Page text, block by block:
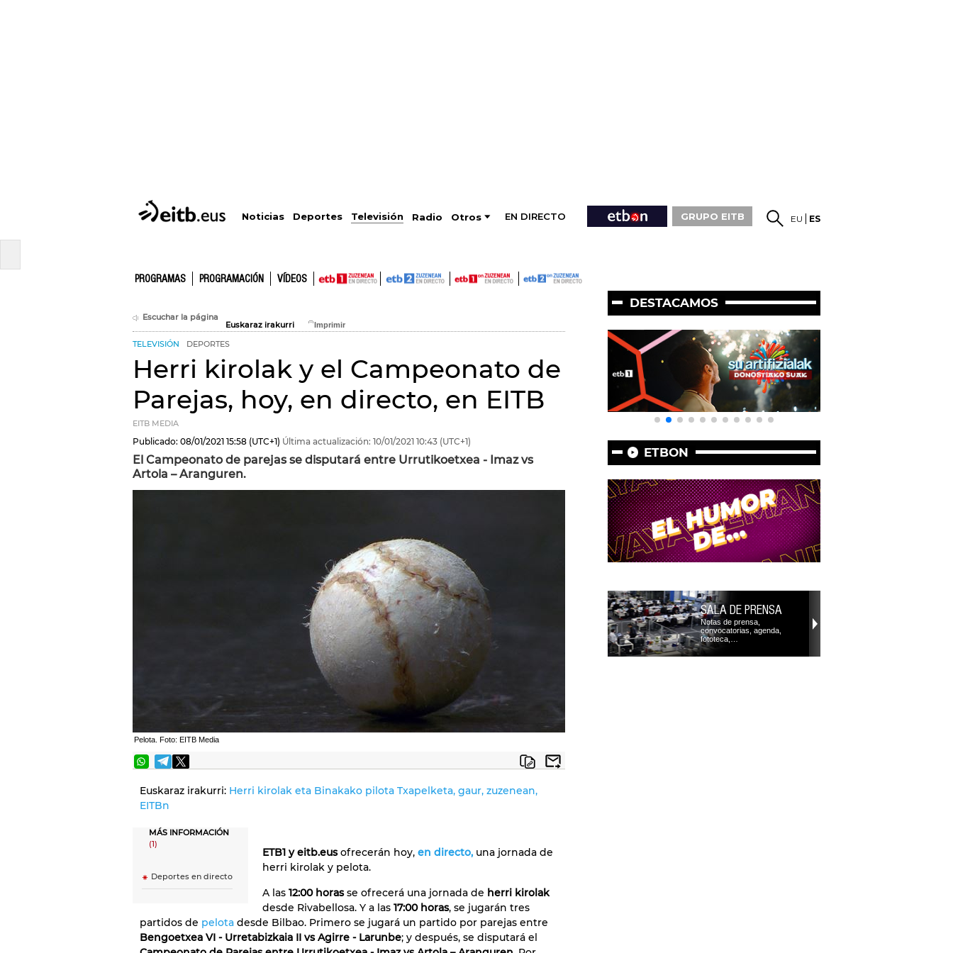
Noticias Deportes Televisión Radio Otros EN DIRECTO GRUPO EITB EU ES
PROGRAMAS PROGRAMACIÓN VÍDEOS
Escuchar la página
Euskaraz irakurri
TELEVISIÓN DEPORTES
Herri kirolak y el Campeonato de
Parejas, hoy, en directo, en EITB
EITB MEDIA
Publicado: 08/01/2021 15:58 (UTC+1) Última actualización: 10/01/2021 10:43 (UTC+1)
El Campeonato de parejas se disputará entre Urrutikoetxea - Imaz vs
Artola – Aranguren.
Pelota. Foto: EITB Media
Euskaraz irakurri: Herri kirolak eta Binakako pilota Txapelketa, gaur, zuzenean,
EITBn
MÁS INFORMACIÓN
(1)
Deportes en directo
ETB1 y eitb.eusofrecerán hoy, en directo, una jornada de
herri kirolak y pelota.
A las 12:00 horasse ofrecerá una jornada de herri kirolak
desde Rivabellosa. Y a las 17:00 horas, se jugarán tres
partidos de pelota desde Bilbao. Primero se jugará un partido por parejas entre
Bengoetxea VI - Urretabizkaia II vs Agirre - Larunbe; y después, se disputará el
DESTACAMOS
ETBON
SALA DE PRENSA
Notas de prensa,
convocatorias, agenda,
fototeca,…